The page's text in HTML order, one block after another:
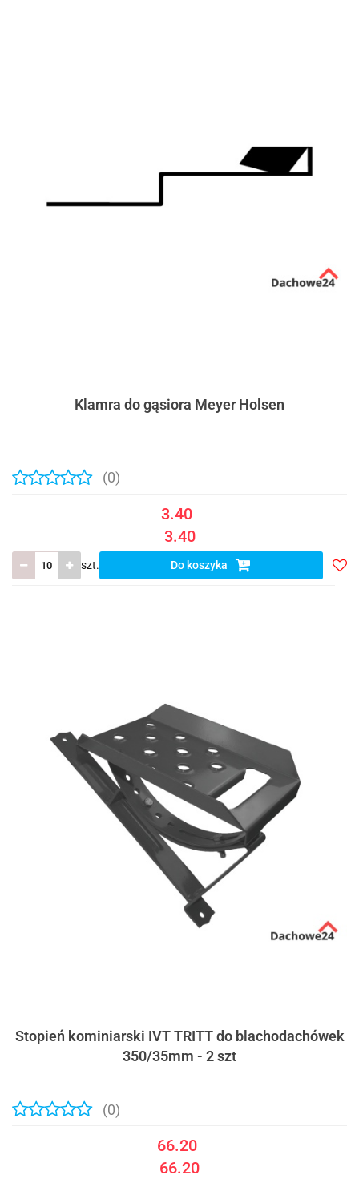
Klamra do gąsiora Meyer Holsen
(0)
3.40
3.40
szt. Do koszyka
Stopień kominiarski IVT TRITT do blachodachówek
350/35mm - 2 szt
(0)
66.20
66.20